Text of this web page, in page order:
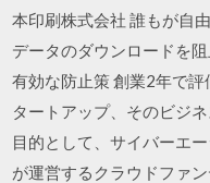
本印刷株式会社 誰もが自
データのダウンロードを
有効な防止策 創業2年で
タートアップ、そのビジ
目的として、サイバーエ
が運営するクラウドファ